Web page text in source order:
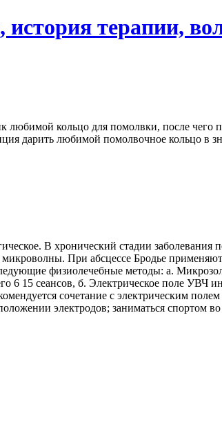
терапии,
кольцо для помолвки, после чего
дарить любимой помолвочное кольцо в
В хронический стадии
При абсцессе Бродье
физиолечебные методы: а.
6 15 сеансов, б. Электрическое поле УВЧ
сочетание с электрическим
электродов; заниматься спортом